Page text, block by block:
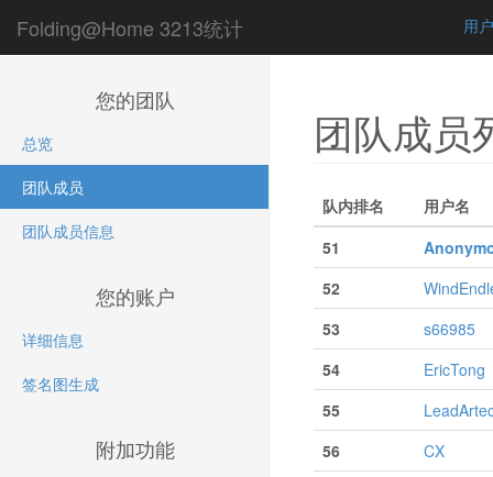
Folding@Home 3213统计 用
您的团队
总览
团队成员
团队成员信息
您的账户
详细信息
签名图生成
附加功能
团队成员
队内排名
用户名
51
52
53
s66985
54
EricTong
55
56
CX